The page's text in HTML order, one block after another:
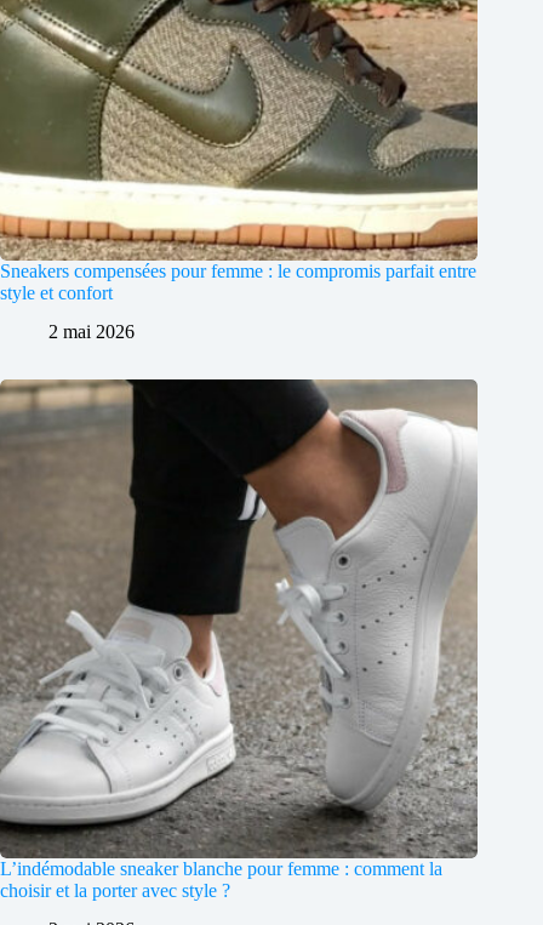
Sneakers compensées pour femme : le compromis parfait entre
style et confort
2 mai 2026
L’indémodable sneaker blanche pour femme : comment la
choisir et la porter avec style ?